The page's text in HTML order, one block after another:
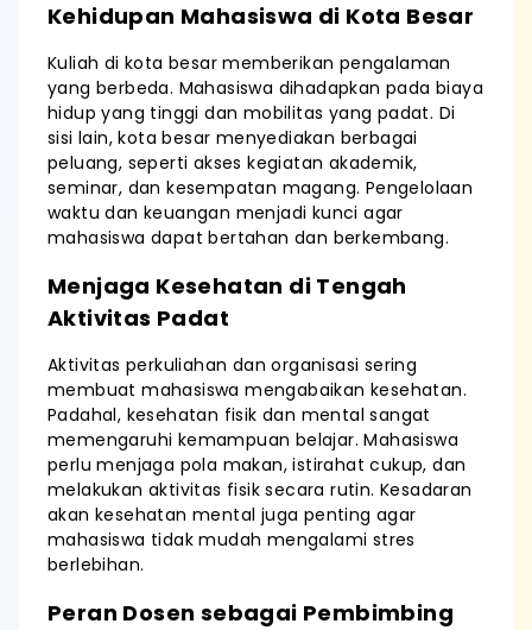
Kehidupan Mahasiswa di Kota Besar
Kuliah di kota besar memberikan pengalaman
yang berbeda. Mahasiswa dihadapkan pada biaya
hidup yang tinggi dan mobilitas yang padat. Di
sisi lain, kota besar menyediakan berbagai
peluang, seperti akses kegiatan akademik,
seminar, dan kesempatan magang. Pengelolaan
waktu dan keuangan menjadi kunci agar
mahasiswa dapat bertahan dan berkembang.
Menjaga Kesehatan di Tengah
Aktivitas Padat
Aktivitas perkuliahan dan organisasi sering
membuat mahasiswa mengabaikan kesehatan.
Padahal, kesehatan fisik dan mental sangat
memengaruhi kemampuan belajar. Mahasiswa
perlu menjaga pola makan, istirahat cukup, dan
melakukan aktivitas fisik secara rutin. Kesadaran
akan kesehatan mental juga penting agar
mahasiswa tidak mudah mengalami stres
berlebihan.
Peran Dosen sebagai Pembimbing